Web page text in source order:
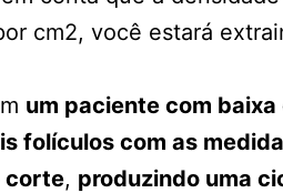
cm2, você estará
um paciente com
folículos com as
corte, produzindo uma